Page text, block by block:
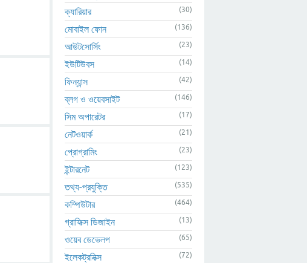
ক্যারিয়ার (30)
মোবাইল ফোন (136)
আউটসোর্সিং (23)
ইউটিউবস (14)
ফিন্যান্স (42)
ব্লগ ও ওয়েবসাইট (146)
সিম অপারেটর (17)
নেটওয়ার্ক (21)
প্রোগ্রামিং (23)
ইন্টারনেট (123)
তথ্য-প্রযুক্তি (535)
কম্পিউটার (464)
গ্রাফিক্স ডিজাইন (13)
ওয়েব ডেভেলপ (65)
ইলেকট্রনিক্স (72)